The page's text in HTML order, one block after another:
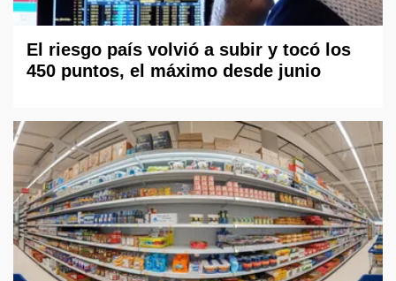
El riesgo país volvió a subir y tocó los
450 puntos, el máximo desde junio